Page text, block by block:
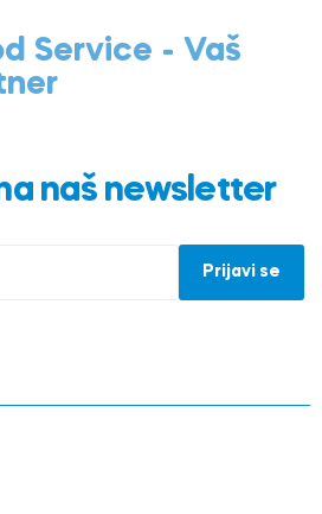
Service - Vaš
naš newsletter